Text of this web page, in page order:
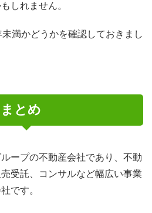
しれません。
満かどうかを確認しておきまし
まとめ
ープの不動産会社であり、不動
受託、コンサルなど幅広い事業
です。